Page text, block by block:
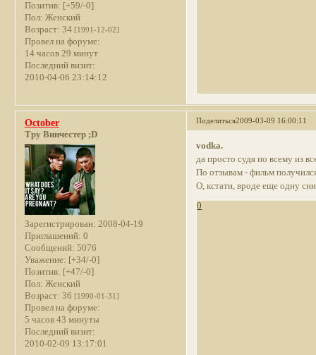
Позитив: [+59/-0]
Пол: Женский
Возраст: 34 [1991-12-02]
Провел на форуме:
14 часов 29 минут
Последний визит:
2010-04-06 23:14:12
Поделиться2009-03-09 16:00:11
October
Тру Винчестер ;D
Зарегистрирован: 2008-04-19
Приглашений: 0
Сообщений: 5076
Уважение: [+34/-0]
Позитив: [+47/-0]
Пол: Женский
Возраст: 36 [1990-01-31]
Провел на форуме:
5 часов 43 минуты
Последний визит:
2010-02-09 13:17:01
vodka.
да просто судя по всему из
По отзывам - фильм
О, кстати, вроде еще одну
0